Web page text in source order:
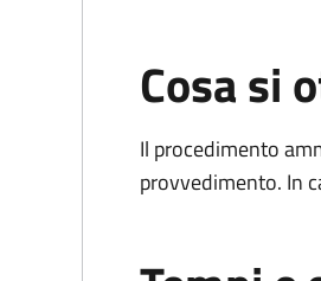
Cosa si
Il procedimento
provvedimento. In